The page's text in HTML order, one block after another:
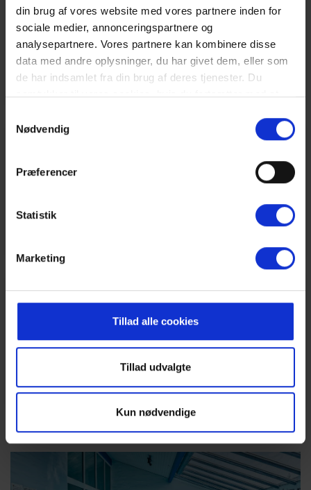
din brug af vores website med vores partnere inden for
sociale medier, annonceringspartnere og
analysepartnere. Vores partnere kan kombinere disse
data med andre oplysninger, du har givet dem, eller som
de har indsamlet fra din brug af deres tjenester. Du
samtykker til vores cookies, hvis du fortsætter med at
Nødvendig
Præferencer
Statistik
Marketing
Tillad alle cookies
Tillad udvalgte
Kun nødvendige
Kristihimmelfart